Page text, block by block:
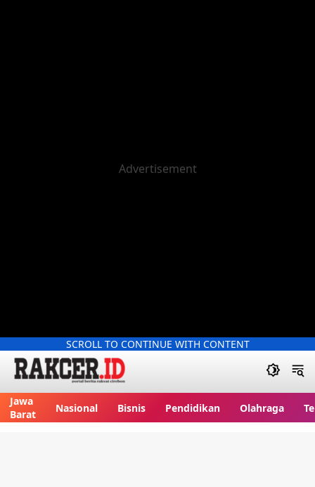
SCROLL TO CONTINUE WITH CONTENT
Jawa
Barat
Nasional Bisnis Pendidikan Olahraga